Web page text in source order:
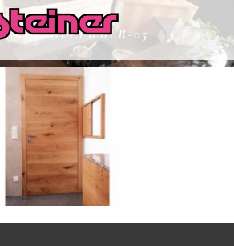
BADEZIMMER-05